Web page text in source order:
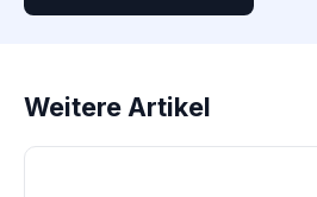
Weitere Artikel